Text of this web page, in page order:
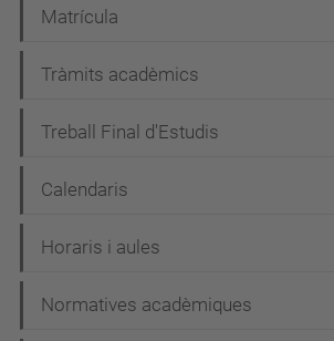
Matrícula
Tràmits acadèmics
Treball Final d'Estudis
Calendaris
Horaris i aules
Normatives acadèmiques